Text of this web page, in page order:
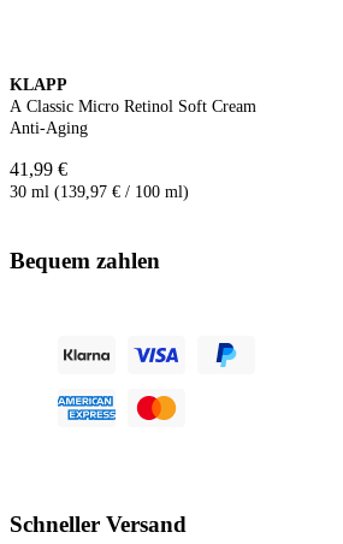
KLAPP
A Classic Micro Retinol Soft Cream
Anti-Aging
41,99 €
30 ml (139,97 € / 100 ml)
Bequem zahlen
Schneller Versand